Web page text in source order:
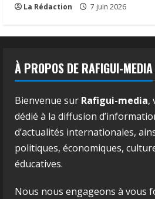
La Rédaction 7 juin 2026
À PROPOS DE RAFIGUI-MEDIA
Bienvenue sur Rafigui-media,
dédié à la diffusion
d’actualités internationales,
politiques, économiques,
éducatives.
Nous nous engageons à vous